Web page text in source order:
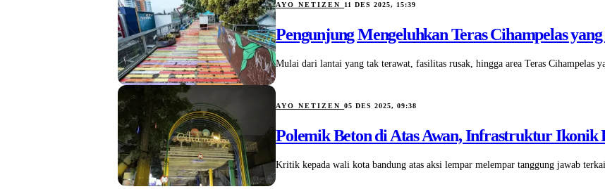
AYO NETIZEN 11 DES 2025, 15:39
Pengunjung Mengeluhkan Teras Cihampelas
Mulai dari lantai yang tak terawat, fasilitas rusak, hingga area Teras Cihampelas
AYO NETIZEN05 DES 2025, 09:38
Polemik Beton di Atas Awan, Infrastruktur Ikonik
Kritik kepada wali kota bandung atas aksi lempar melempar tanggung jawab